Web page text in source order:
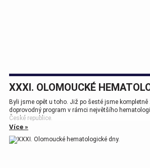
Byli jsme opět u toho. Již po šesté jsme
doprovodný program v rámci největšího
České republice.
Tak zase za rok na viděnou přátelé.
Více »